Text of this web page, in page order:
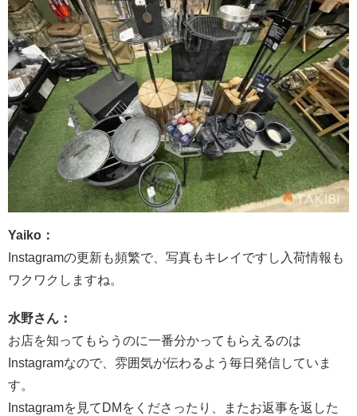
Yaiko：
Instagramの更新も頻繁で、写真もキレイですし入荷情報も
ワクワクしますね。
水野さん：
お店を知ってもらうのに一番分かってもらえるのは
Instagramなので、雰囲気が伝わるよう毎日発信していま
す。
Instagramを見てDMをくださったり、またお返事を返した